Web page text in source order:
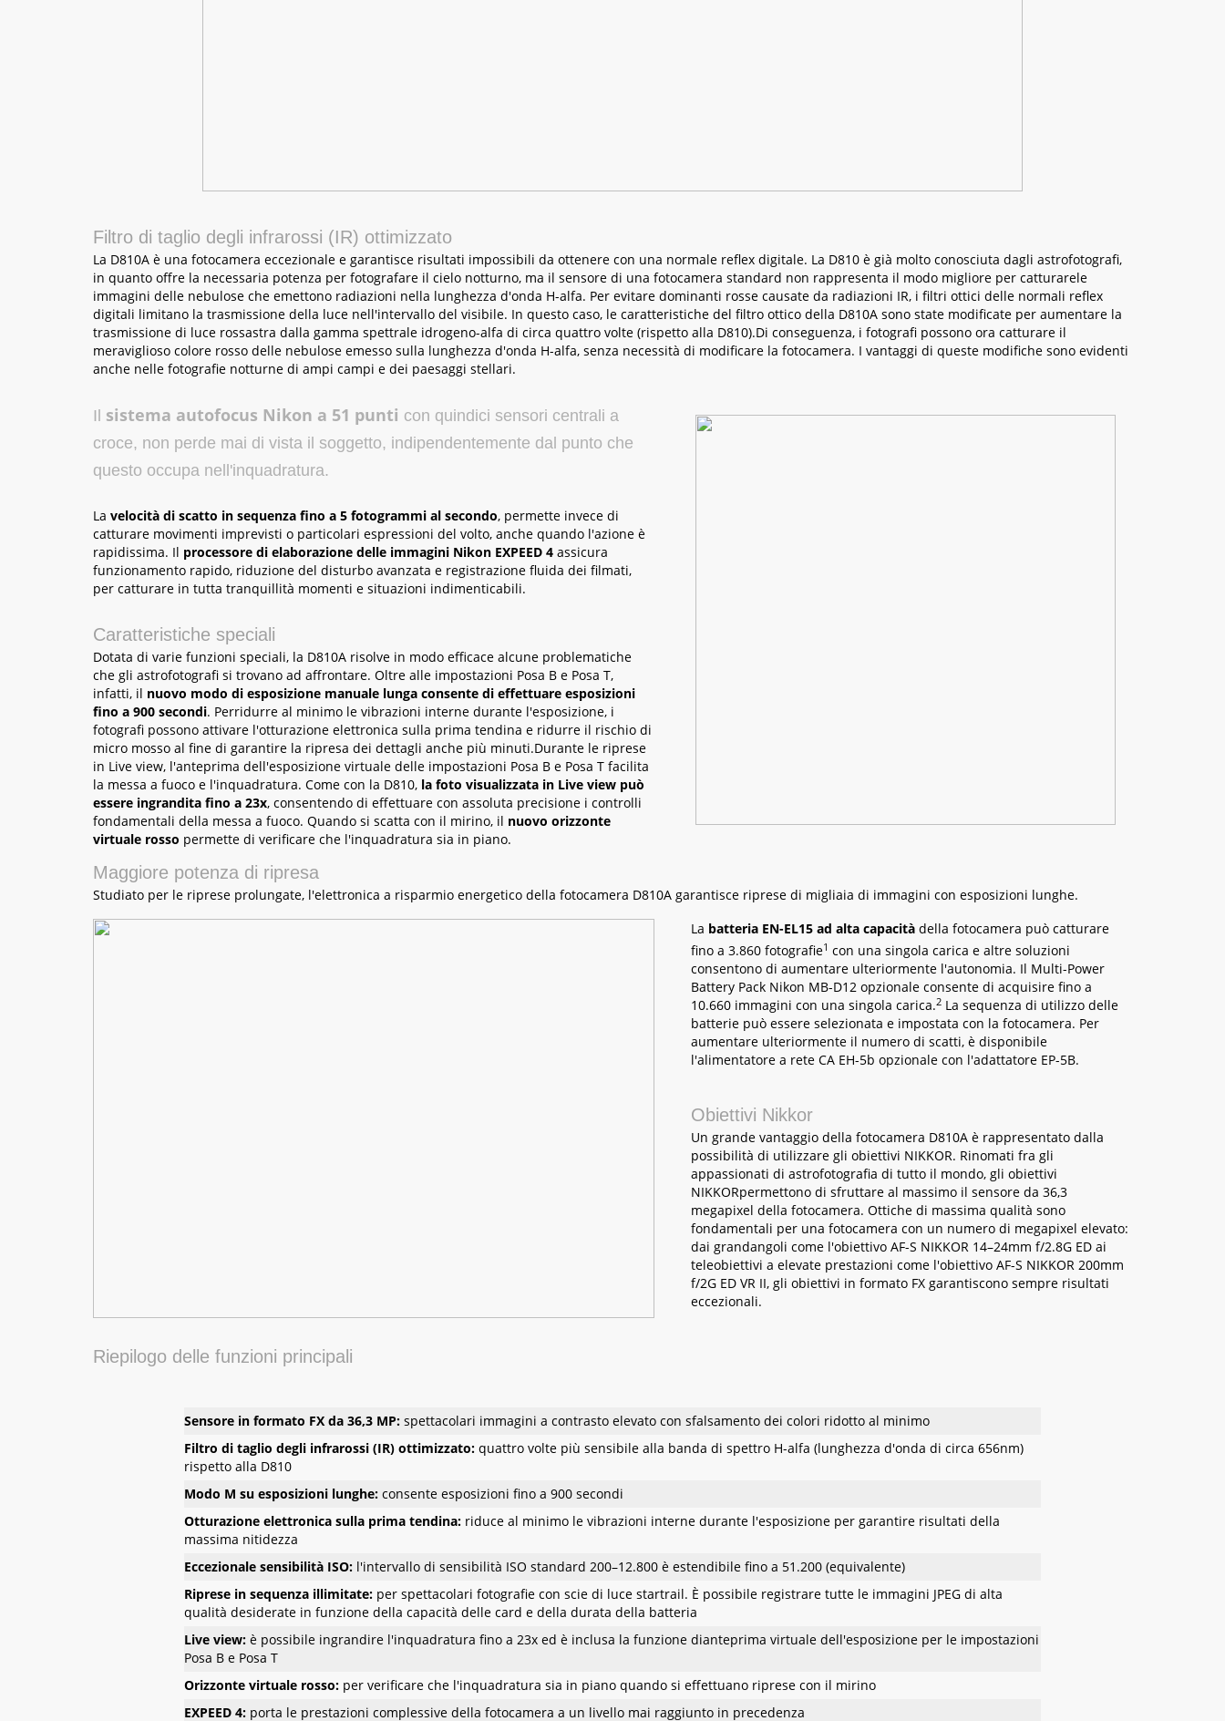
Filtro di taglio degli infrarossi (IR) ottimizzato
La D810A è una fotocamera eccezionale e garantisce risultati impossibili da ottenere con una normale reflex digitale. La D810 è già molto conosciuta dagli astrofotografi,
in quanto offre la necessaria potenza per fotografare il cielo notturno, ma il sensore di una fotocamera standard non rappresenta il modo migliore per catturarele
immagini delle nebulose che emettono radiazioni nella lunghezza d'onda H-alfa. Per evitare dominanti rosse causate da radiazioni IR, i filtri ottici delle normali reflex
digitali limitano la trasmissione della luce nell'intervallo del visibile. In questo caso, le caratteristiche del filtro ottico della D810A sono state modificate per aumentare la
trasmissione di luce rossastra dalla gamma spettrale idrogeno-alfa di circa quattro volte (rispetto alla D810).Di conseguenza, i fotografi possono ora catturare il
meraviglioso colore rosso delle nebulose emesso sulla lunghezza d'onda H-alfa, senza necessità di modificare la fotocamera. I vantaggi di queste modifiche sono evidenti
anche nelle fotografie notturne di ampi campi e dei paesaggi stellari.
Il sistema autofocus Nikon a 51 punti con quindici sensori centrali a
croce, non perde mai di vista il soggetto, indipendentemente dal punto che
questo occupa nell'inquadratura.
La velocità di scatto in sequenza fino a 5 fotogrammi al secondo, permette invece di
catturare movimenti imprevisti o particolari espressioni del volto, anche quando l'azione è
rapidissima. Il processore di elaborazione delle immagini Nikon EXPEED 4 assicura
funzionamento rapido, riduzione del disturbo avanzata e registrazione fluida dei filmati,
per catturare in tutta tranquillità momenti e situazioni indimenticabili.
Caratteristiche speciali
Dotata di varie funzioni speciali, la D810A risolve in modo efficace alcune problematiche
che gli astrofotografi si trovano ad affrontare. Oltre alle impostazioni Posa B e Posa T,
infatti, il nuovo modo di esposizione manuale lunga consente di effettuare esposizioni
fino a 900 secondi. Perridurre al minimo le vibrazioni interne durante l'esposizione, i
fotografi possono attivare l'otturazione elettronica sulla prima tendina e ridurre il rischio di
micro mosso al fine di garantire la ripresa dei dettagli anche più minuti.Durante le riprese
in Live view, l'anteprima dell'esposizione virtuale delle impostazioni Posa B e Posa T facilita
la messa a fuoco e l'inquadratura. Come con la D810, la foto visualizzata in Live view può
essere ingrandita fino a 23x, consentendo di effettuare con assoluta precisione i controlli
fondamentali della messa a fuoco. Quando si scatta con il mirino, il nuovo orizzonte
virtuale rosso permette di verificare che l'inquadratura sia in piano.
Maggiore potenza di ripresa
Studiato per le riprese prolungate, l'elettronica a risparmio energetico della fotocamera D810A garantisce riprese di migliaia di immagini con esposizioni lunghe.
La batteria EN-EL15 ad alta capacità della fotocamera può catturare
fino a 3.860 fotografie1 con una singola carica e altre soluzioni
consentono di aumentare ulteriormente l'autonomia. Il Multi-Power
Battery Pack Nikon MB-D12 opzionale consente di acquisire fino a
10.660 immagini con una singola carica.2 La sequenza di utilizzo delle
batterie può essere selezionata e impostata con la fotocamera. Per
aumentare ulteriormente il numero di scatti, è disponibile
l'alimentatore a rete CA EH-5b opzionale con l'adattatore EP-5B.
Obiettivi Nikkor
Un grande vantaggio della fotocamera D810A è rappresentato dalla
possibilità di utilizzare gli obiettivi NIKKOR. Rinomati fra gli
appassionati di astrofotografia di tutto il mondo, gli obiettivi
NIKKORpermettono di sfruttare al massimo il sensore da 36,3
megapixel della fotocamera. Ottiche di massima qualità sono
fondamentali per una fotocamera con un numero di megapixel elevato:
dai grandangoli come l'obiettivo AF-S NIKKOR 14–24mm f/2.8G ED ai
teleobiettivi a elevate prestazioni come l'obiettivo AF-S NIKKOR 200mm
f/2G ED VR II, gli obiettivi in formato FX garantiscono sempre risultati
eccezionali.
Riepilogo delle funzioni principali
Sensore in formato FX da 36,3 MP: spettacolari immagini a contrasto elevato con sfalsamento dei colori ridotto al minimo
Filtro di taglio degli infrarossi (IR) ottimizzato: quattro volte più sensibile alla banda di spettro H-alfa (lunghezza d'onda di circa 656nm)
rispetto alla D810
Modo M su esposizioni lunghe: consente esposizioni fino a 900 secondi
Otturazione elettronica sulla prima tendina: riduce al minimo le vibrazioni interne durante l'esposizione per garantire risultati della
massima nitidezza
Eccezionale sensibilità ISO: l'intervallo di sensibilità ISO standard 200­–12.800 è estendibile fino a 51.200 (equivalente)
Riprese in sequenza illimitate: per spettacolari fotografie con scie di luce startrail. È possibile registrare tutte le immagini JPEG di alta
qualità desiderate in funzione della capacità delle card e della durata della batteria
Live view: è possibile ingrandire l'inquadratura fino a 23x ed è inclusa la funzione dianteprima virtuale dell'esposizione per le impostazioni
Posa B e Posa T
Orizzonte virtuale rosso: per verificare che l'inquadratura sia in piano quando si effettuano riprese con il mirino
EXPEED 4: porta le prestazioni complessive della fotocamera a un livello mai raggiunto in precedenza